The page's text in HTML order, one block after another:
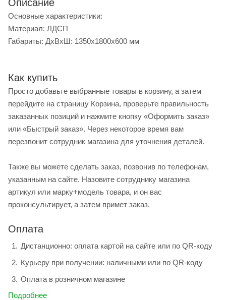
Описание
Основные характеристики:
Материал: ЛДСП
Габариты: ДхВхШ: 1350x1800x600 мм
Как купить
Просто добавьте выбранные товары в корзину, а затем
перейдите на страницу Корзина, проверьте правильность
заказанных позиций и нажмите кнопку «Оформить заказ»
или «Быстрый заказ». Через некоторое время вам
перезвонит сотрудник магазина для уточнения деталей.
Также вы можете сделать заказ, позвонив по телефонам,
указанным на сайте. Назовите сотруднику магазина
артикул или марку+модель товара, и он вас
проконсультирует, а затем примет заказ.
Оплата
Дистанционно: оплата картой на сайте или по QR-коду
Курьеру при получении: наличными или по QR-коду
Оплата в розничном магазине
Подробнее